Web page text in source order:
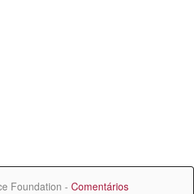
Foundation - Comentários